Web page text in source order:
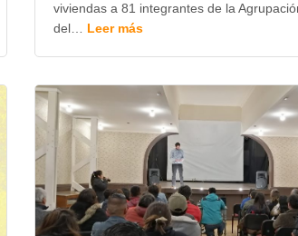
viviendas a 81 integrantes de la
del… Leer más